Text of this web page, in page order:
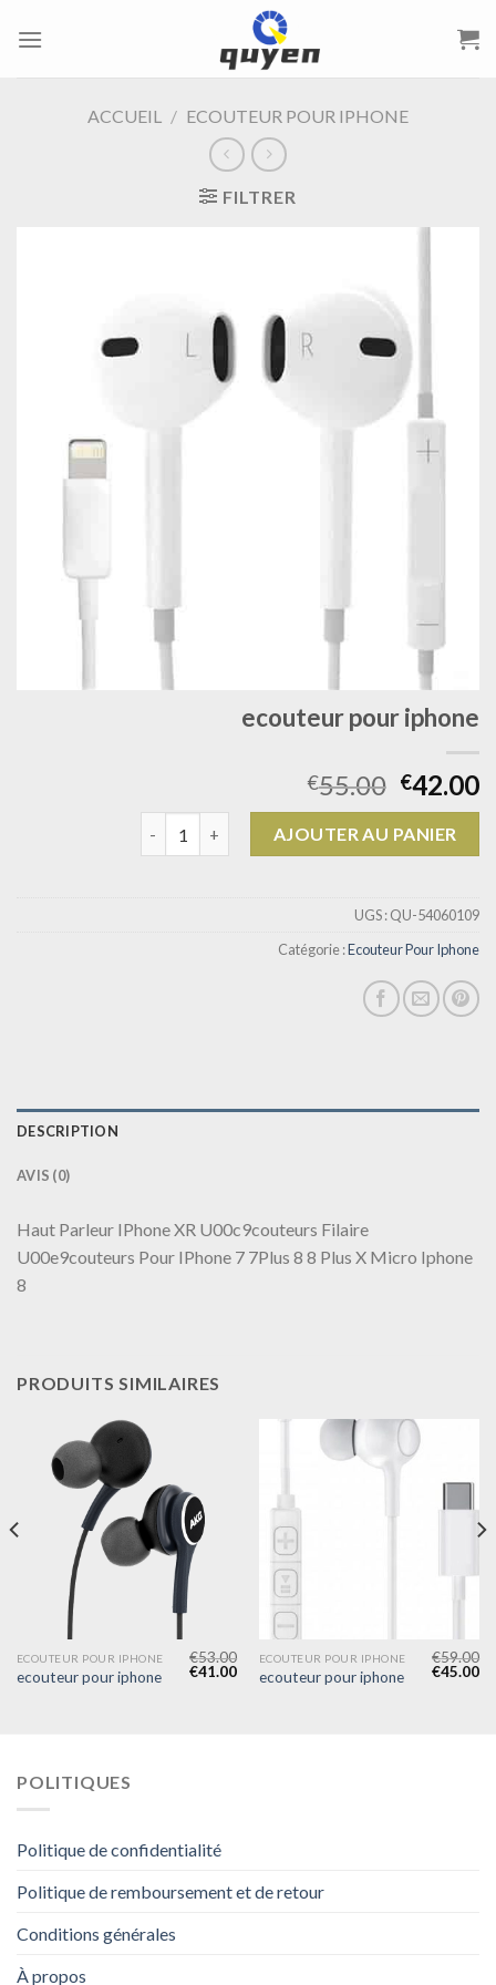
ACCUEIL / ECOUTEUR POUR IPHONE
FILTRER
ecouteur pour iphone
€55.00 €42.00
AJOUTER AU PANIER
UGS :QU-54060109
Catégorie :Ecouteur Pour Iphone
DESCRIPTION
AVIS (0)
Haut Parleur IPhone XR U00c9couteurs Filaire
U00e9couteurs Pour IPhone 7 7Plus 8 8 Plus X Micro Iphone
8
PRODUITS SIMILAIRES
ECOUTEUR POUR IPHONE
ecouteur pour iphone
€53.00
€41.00
ECOUTEUR POUR IPHONE
ecouteur pour iphone
€59.00
€45.00
POLITIQUES
Politique de confidentialité
Politique de remboursement et de retour
Conditions générales
À propos